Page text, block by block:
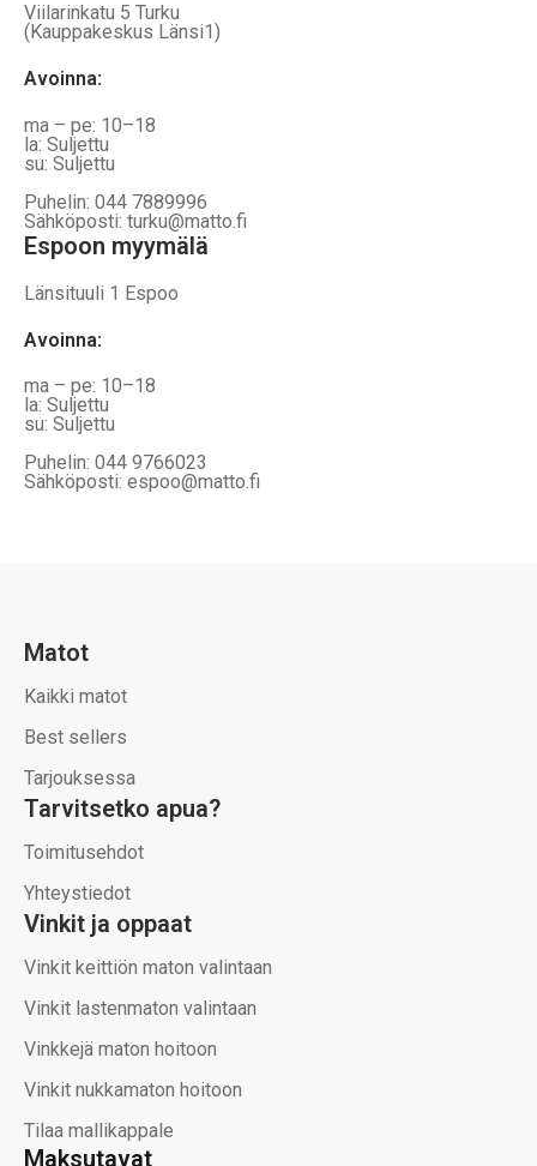
Viilarinkatu 5 Turku
(Kauppakeskus Länsi1)
Avoinna:
ma – pe: 10–18
la: Suljettu
su: Suljettu
Puhelin: 044 7889996
Sähköposti: turku@matto.fi
Espoon myymälä
Länsituuli 1 Espoo
Avoinna:
ma – pe: 10–18
la: Suljettu
su: Suljettu
Puhelin: 044 9766023
Sähköposti: espoo@matto.fi
Maksutavat
Matot
Kaikki matot
Best sellers
Tarjouksessa
Tarvitsetko apua?
Toimitusehdot
Yhteystiedot
Vinkit ja oppaat
Vinkit keittiön maton valintaan
Vinkit lastenmaton valintaan
Vinkkejä maton hoitoon
Vinkit nukkamaton hoitoon
Tilaa mallikappale